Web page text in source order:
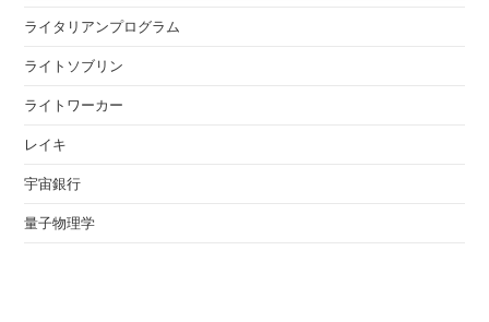
ライタリアンプログラム
ライトソブリン
ライトワーカー
レイキ
宇宙銀行
量子物理学